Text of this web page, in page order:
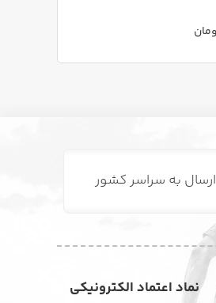
ارسال به سراسر کشور
نماد اعتماد الکترونیکی